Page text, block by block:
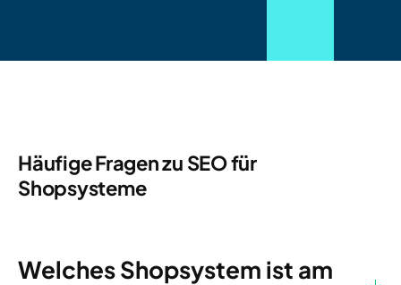
Häufige Fragen zu SEO für
Shopsysteme
Welches Shopsystem ist am